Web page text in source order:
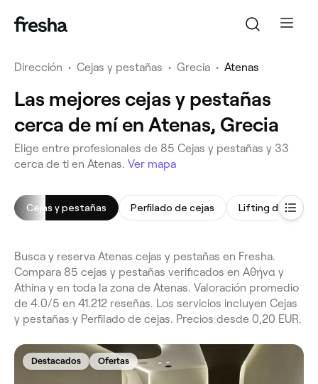
Dirección • Cejas y pestañas • Grecia • Atenas
Las mejores cejas y pestañas
cerca de mí en Atenas, Grecia
Elige entre profesionales de 85 Cejas y pestañas y 33
cerca de ti en Atenas. Ver mapa
Cejas y pestañas Perfilado de cejas Lifting de
Busca y reserva Atenas cejas y pestañas en Fresha.
Compara 85 cejas y pestañas verificados en Αθήνα y
Athina y en toda la zona de Atenas. Valoración promedio
de 4.0/5 en 41.212 reseñas. Los servicios incluyen Cejas
y pestañas y Perfilado de cejas. Precios desde 0,20 EUR.
Destacados Ofertas